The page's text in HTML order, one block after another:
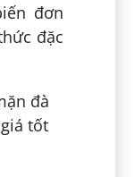
đơn
đặc